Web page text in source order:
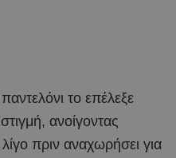
το επέλεξε
ανοίγοντας
πριν αναχωρήσει για